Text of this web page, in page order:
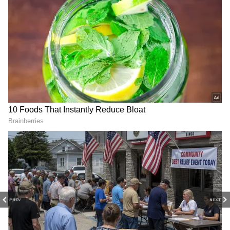
PREV NEXT
ఈ వీడియోను బీజేపీ ఢిల్లీ విభాగం ట్విట్టర్‌లో పోస్టు చేసి
ఆప్ పై విరుచుకుపడింది. ఇందుకు సదరు ఆప్ మంత్రి కూడా
కౌంటర్ ఇచ్చారు.
‘ఆప్ మంత్రులు అల్లర్లు సృష్టించే ప్రయత్నం చేస్తున్నారు. ఆ
మంత్రిని వెంటనే పార్టీ నుంచి తొలగించాలి. ఆయనకు
వ్యతిరేకంగా మేం ఫిర్యాదు ఇస్తున్నాం’ బీజేపీ ఎంపీ మనోజ్
RECOMMENDED STORIES